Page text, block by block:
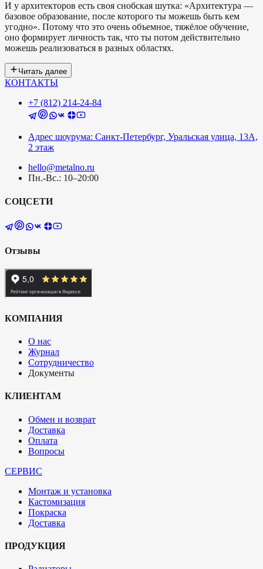
И у архитекторов есть своя снобская шутка: «Архитектура —
базовое образование, после которого ты можешь быть кем
угодно». Потому что это очень объемное, тяжёлое обучение,
оно формирует личность так, что ты потом действительно
можешь реализоваться в разных областях.
Читать далее
КОНТАКТЫ
+7 (812) 214-24-84
Адрес шоурума: Санкт-Петербург, Уральская улица, 13А,
2 этаж
hello@metalno.ru
Пн.-Вс.: 10–20:00
СОЦСЕТИ
Отзывы
КОМПАНИЯ
О нас
Журнал
Сотрудничество
Документы
КЛИЕНТАМ
Обмен и возврат
Доставка
Оплата
Вопросы
СЕРВИС
Монтаж и установка
Кастомизация
Покраска
Доставка
ПРОДУКЦИЯ